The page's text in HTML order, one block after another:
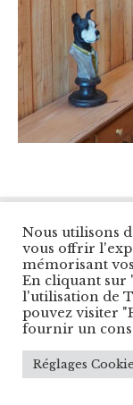
Nous utilisons
vous offrir
mémorisant
En cliquant sur
l'utilisation de
pouvez visiter
fournir un
Réglages Cookie